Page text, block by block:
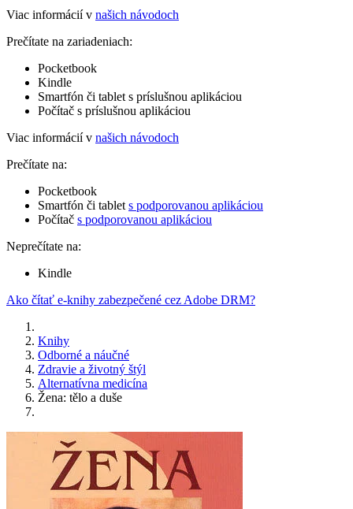
Viac informácií v našich návodoch
Prečítate na zariadeniach:
Pocketbook
Kindle
Smartfón či tablet s príslušnou aplikáciou
Počítač s príslušnou aplikáciou
Viac informácií v našich návodoch
Prečítate na:
Pocketbook
Smartfón či tablet s podporovanou aplikáciou
Počítač s podporovanou aplikáciou
Neprečítate na:
Kindle
Ako čítať e-knihy zabezpečené cez Adobe DRM?
Knihy
Odborné a náučné
Zdravie a životný štýl
Alternatívna medicína
Žena: tělo a duše